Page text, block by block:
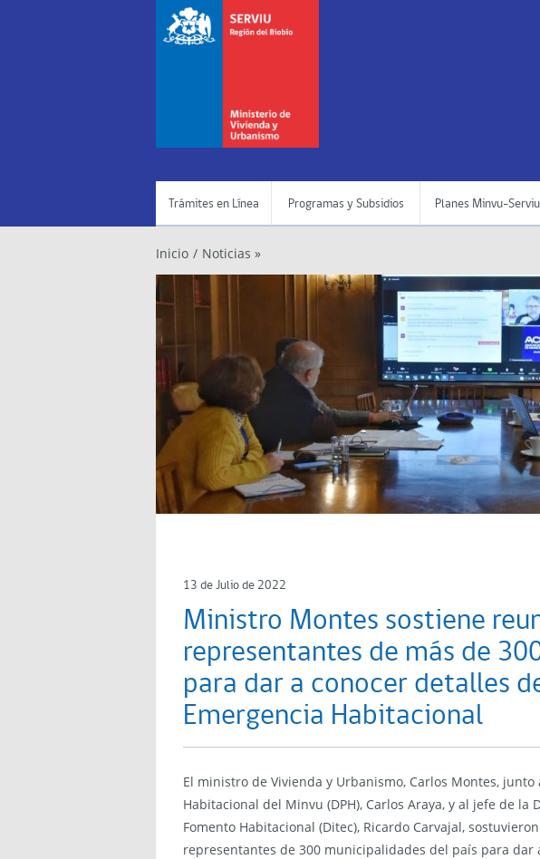
Trámites en Línea Programas y Subsidios Planes Minvu-Serviu
Inicio / Noticias »
13 de Julio de 2022
Ministro Montes sostiene
representantes de más de
para dar a conocer detalles
Emergencia Habitacional
El ministro de Vivienda y Urbanismo, Carlos Montes,
Habitacional del Minvu (DPH), Carlos Araya, y al jefe de la
Fomento Habitacional (Ditec), Ricardo Carvajal,
representantes de 300 municipalidades del país para dar